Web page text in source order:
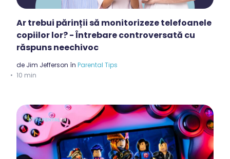
Ar trebui părinții să monitorizeze telefoanele
copiilor lor? - Întrebare controversată cu
răspuns neechivoc
de Jim Jefferson în Parental Tips
10 min